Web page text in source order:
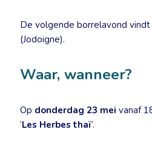
De volgende borrelavond vindt
(Jodoigne).
Waar, wanneer?
Op donderdag 23 mei vanaf
‘Les Herbes thaï‘.